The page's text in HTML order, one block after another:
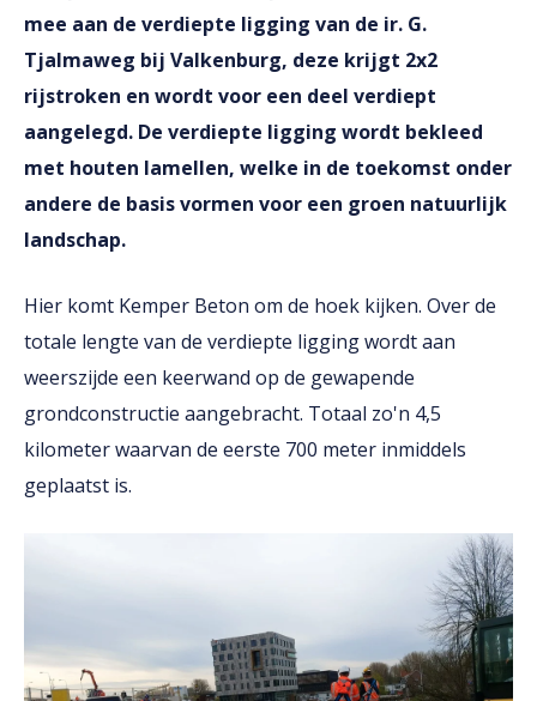
mee aan de verdiepte ligging van de ir. G.
Tjalmaweg bij Valkenburg, deze krijgt 2x2
rijstroken en wordt voor een deel verdiept
aangelegd. De verdiepte ligging wordt bekleed
met houten lamellen, welke in de toekomst onder
andere de basis vormen voor een groen natuurlijk
landschap.
Hier komt Kemper Beton om de hoek kijken. Over de
totale lengte van de verdiepte ligging wordt aan
weerszijde een keerwand op de gewapende
grondconstructie aangebracht. Totaal zo'n 4,5
kilometer waarvan de eerste 700 meter inmiddels
geplaatst is.